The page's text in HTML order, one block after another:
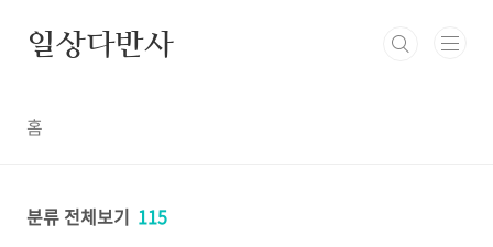
일상다반사
홈
분류 전체보기 115